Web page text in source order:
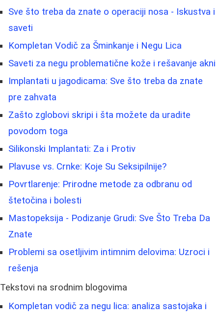
Sve što treba da znate o operaciji nosa - Iskustva i
saveti
Kompletan Vodič za Šminkanje i Negu Lica
Saveti za negu problematične kože i rešavanje akni
Implantati u jagodicama: Sve što treba da znate
pre zahvata
Zašto zglobovi skripi i šta možete da uradite
povodom toga
Silikonski Implantati: Za i Protiv
Plavuse vs. Crnke: Koje Su Seksipilnije?
Povrtlarenje: Prirodne metode za odbranu od
štetočina i bolesti
Mastopeksija - Podizanje Grudi: Sve Što Treba Da
Znate
Problemi sa osetljivim intimnim delovima: Uzroci i
rešenja
Tekstovi na srodnim blogovima
Kompletan vodič za negu lica: analiza sastojaka i